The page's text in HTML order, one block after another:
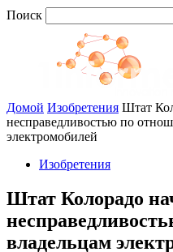
Поиск
Домой Изобретения Штат
несправедливостью по
электромобилей
Изобретения
Штат Колорадо
владельцам